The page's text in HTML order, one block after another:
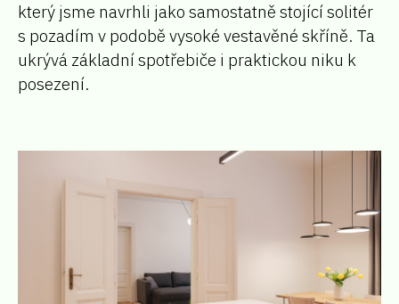
který jsme navrhli jako samostatně stojící solitér
s pozadím v podobě vysoké vestavěné skříně. Ta
ukrývá základní spotřebiče i praktickou niku k
posezení.